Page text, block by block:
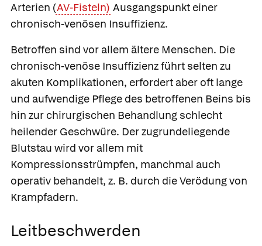
Arterien (AV-Fisteln) Ausgangspunkt einer
chronisch-venösen Insuffizienz.
Betroffen sind vor allem ältere Menschen. Die
chronisch-venöse Insuffizienz führt selten zu
akuten Komplikationen, erfordert aber oft lange
und aufwendige Pflege des betroffenen Beins bis
hin zur chirurgischen Behandlung schlecht
heilender Geschwüre. Der zugrundeliegende
Blutstau wird vor allem mit
Kompressionsstrümpfen, manchmal auch
operativ behandelt, z. B. durch die Verödung von
Krampfadern.
Leitbeschwerden